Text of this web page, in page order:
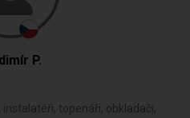
P.
instalatéři, topenáři, obkladači,